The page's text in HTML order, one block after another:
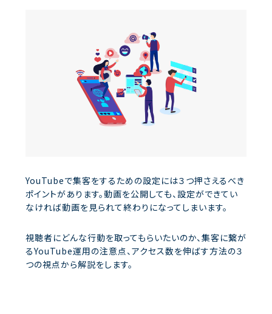
YouTubeで集客をするための設定には３つ押さえるべき
ポイントがあります。動画を公開しても、設定ができてい
なければ動画を見られて終わりになってしまいます。
視聴者にどんな行動を取ってもらいたいのか、集客に繋が
るYouTube運用の注意点、アクセス数を伸ばす方法の３
つの視点から解説をします。